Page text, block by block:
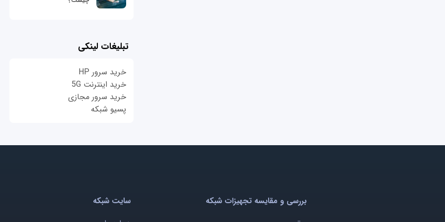
تبلیغات لینکی
خرید سرور HP
خرید اینترنت 5G
خرید سرور مجازی
پسیو شبکه
بررسی و مقایسه تجهیزات شبکه
سایت شبکه